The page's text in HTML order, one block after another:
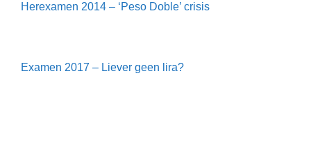
Herexamen 2014 – ‘Peso Doble’ crisis
Examen 2017 – Liever geen lira?